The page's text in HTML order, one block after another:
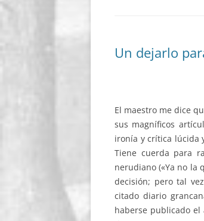
Un dejarlo
El maestro me dice
sus magníficos
ironía y crítica lúcida
Tiene cuerda para
nerudiano («Ya no la
decisión; pero tal
citado diario
haberse publicado